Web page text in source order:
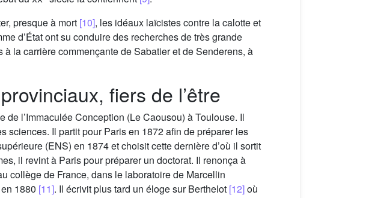
presque à mort [10], les idéaux laïcistes contre la calotte et
d’État ont su conduire des recherches de très grande
la carrière commençante de Sabatier et de Senderens, à
fiers de l’être
l’Immaculée Conception (Le Caousou) à Toulouse. Il
Il partit pour Paris en 1872 afin de préparer les
(ENS) en 1874 et choisit cette dernière d’où il sortit
il revint à Paris pour préparer un doctorat. Il renonça à
collège de France, dans le laboratoire de Marcellin
1880 [11]. Il écrivit plus tard un éloge sur Berthelot [12]où